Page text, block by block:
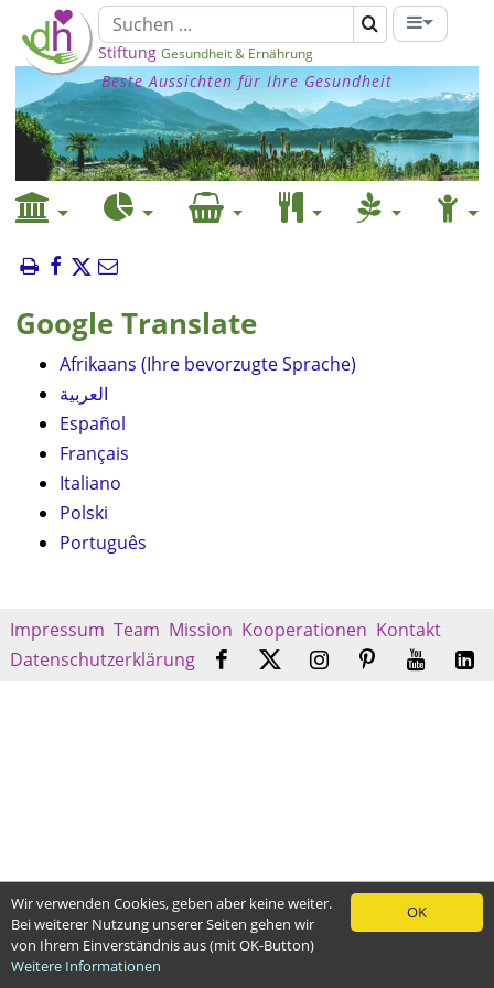
Stiftung Gesundheit & Ernährung
Beste Aussichten für Ihre Gesundheit
Google Translate
Afrikaans (Ihre bevorzugte Sprache)
العربية
Español
Français
Italiano
Polski
Português
Impressum Team Mission Kooperationen Kontakt
Datenschutzerklärung
OK
Wir verwenden Cookies, geben aber keine weiter.
Bei weiterer Nutzung unserer Seiten gehen wir
von Ihrem Einverständnis aus (mit OK-Button)
Weitere Informationen